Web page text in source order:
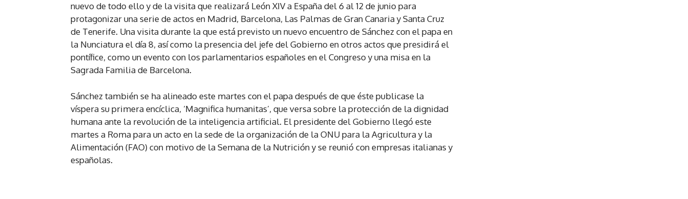
nuevo de todo ello y de la visita que realizará León XIV a España del 6 al 12 de junio para
protagonizar una serie de actos en Madrid, Barcelona, Las Palmas de Gran Canaria y Santa Cruz
de Tenerife. Una visita durante la que está previsto un nuevo encuentro de Sánchez con el papa en
la Nunciatura el día 8, así como la presencia del jefe del Gobierno en otros actos que presidirá el
pontífice, como un evento con los parlamentarios españoles en el Congreso y una misa en la
Sagrada Familia de Barcelona.
Sánchez también se ha alineado este martes con el papa después de que éste publicase la
víspera su primera encíclica, ‘Magnifica humanitas’, que versa sobre la protección de la dignidad
humana ante la revolución de la inteligencia artificial. El presidente del Gobierno llegó este
martes a Roma para un acto en la sede de la organización de la ONU para la Agricultura y la
Alimentación (FAO) con motivo de la Semana de la Nutrición y se reunió con empresas italianas y
españolas.